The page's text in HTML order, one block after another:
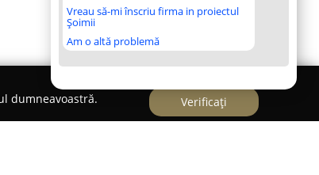
Vreau să-mi înscriu firma in proiectul
Șoimii
Am o altă problemă
dumneavoastră.
Verificați